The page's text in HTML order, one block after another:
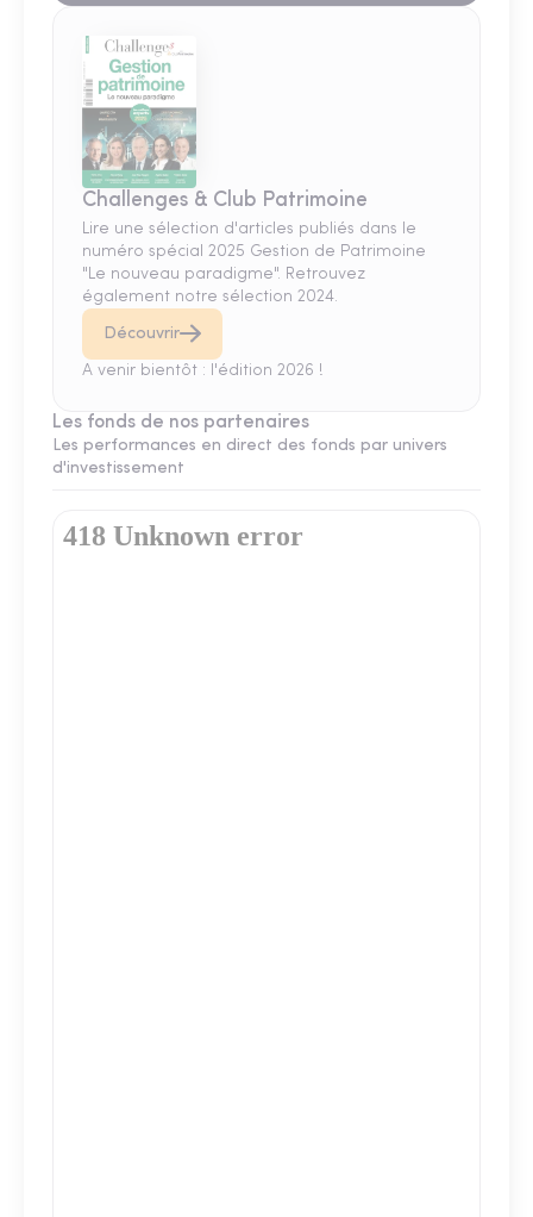
Challenges & Club Patrimoine
Lire une sélection d'articles publiés dans le
numéro spécial 2025 Gestion de Patrimoine
"Le nouveau paradigme". Retrouvez
également notre sélection 2024.
Découvrir
A venir bientôt : l'édition 2026 !
Les fonds de nos partenaires
Les performances en direct des fonds par univers
d'investissement